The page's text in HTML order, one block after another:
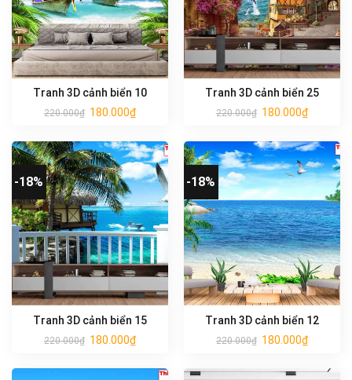
Tranh 3D cảnh biển 10
220.000₫ 180.000₫
Tranh 3D cảnh biển 25
220.000₫ 180.000₫
-18%
Tranh 3D cảnh biển 15
220.000₫ 180.000₫
-18%
Tranh 3D cảnh biển 12
220.000₫ 180.000₫